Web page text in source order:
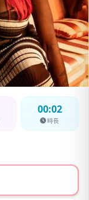
00:02
時長